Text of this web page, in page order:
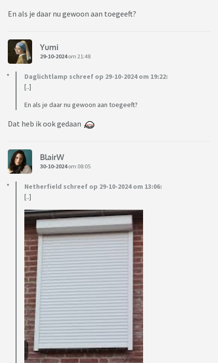
En als je daar nu gewoon aan toegeeft?
Yumi
29-10-2024om 21:48
Daglichtlamp schreef op 29-10-2024 om 19:22:
[..]
En als je daar nu gewoon aan toegeeft?
Dat heb ik ook gedaan
BlairW
30-10-2024om 08:05
Netherfield schreef op 29-10-2024 om 13:06:
[..]